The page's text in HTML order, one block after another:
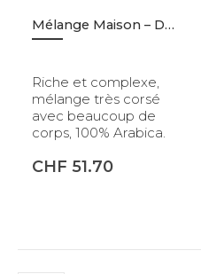
Mélange Maison – Dosettes – 150p
Riche et complexe,
mélange très corsé
avec beaucoup de
corps, 100% Arabica.
CHF 51.70